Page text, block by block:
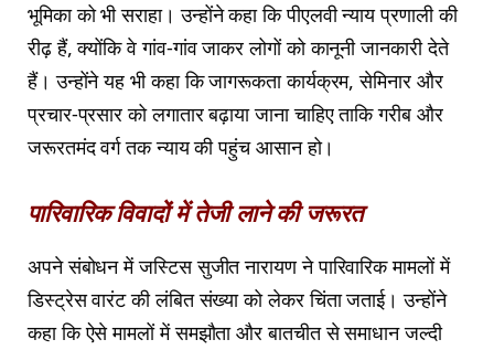
भूमिका को भी सराहा। उन्होंने कहा कि पीएलवी न्याय प्रणाली की
रीढ़ हैं, क्योंकि वे गांव-गांव जाकर लोगों को कानूनी जानकारी देते
हैं। उन्होंने यह भी कहा कि जागरूकता कार्यक्रम, सेमिनार और
प्रचार-प्रसार को लगातार बढ़ाया जाना चाहिए ताकि गरीब और
जरूरतमंद वर्ग तक न्याय की पहुंच आसान हो।
पारिवारिक विवादों में तेजी लाने की जरूरत
अपने संबोधन में जस्टिस सुजीत नारायण ने पारिवारिक मामलों में
डिस्ट्रेस वारंट की लंबित संख्या को लेकर चिंता जताई। उन्होंने
कहा कि ऐसे मामलों में समझौता और बातचीत से समाधान जल्दी